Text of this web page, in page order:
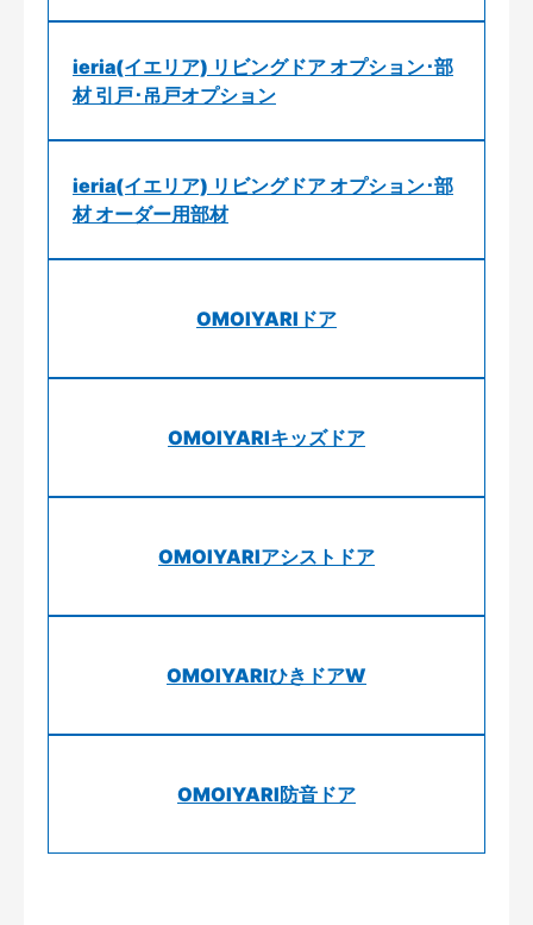
ieria(イエリア) リビングドア オプション･部
材 引戸･吊戸オプション
ieria(イエリア) リビングドア オプション･部
材 オーダー用部材
OMOIYARIドア
OMOIYARIキッズドア
OMOIYARIアシストドア
OMOIYARIひきドアW
OMOIYARI防音ドア